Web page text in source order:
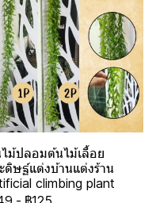
ม้ปลอมต้นไม้เลื้อย
ดิษฐ์แต่งบ้านแต่งร้าน
climbing plant